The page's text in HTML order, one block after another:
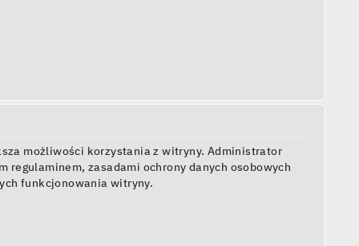
możliwości korzystania z witryny. Administrator
zasadami ochrony danych osobowych
funkcjonowania witryny.